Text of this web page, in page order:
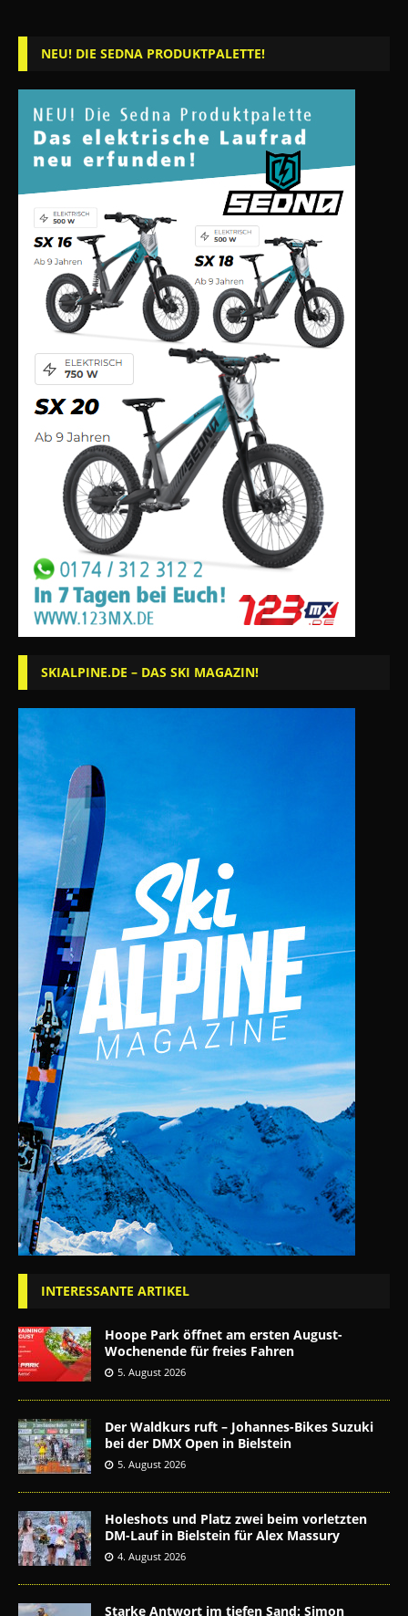
NEU! DIE SEDNA PRODUKTPALETTE!
SKIALPINE.DE – DAS SKI MAGAZIN!
INTERESSANTE ARTIKEL
Hoope Park öffnet am ersten August-
Wochenende für freies Fahren
5. August 2026
Der Waldkurs ruft – Johannes-Bikes Suzuki
bei der DMX Open in Bielstein
5. August 2026
Holeshots und Platz zwei beim vorletzten
DM-Lauf in Bielstein für Alex Massury
4. August 2026
Starke Antwort im tiefen Sand: Simon